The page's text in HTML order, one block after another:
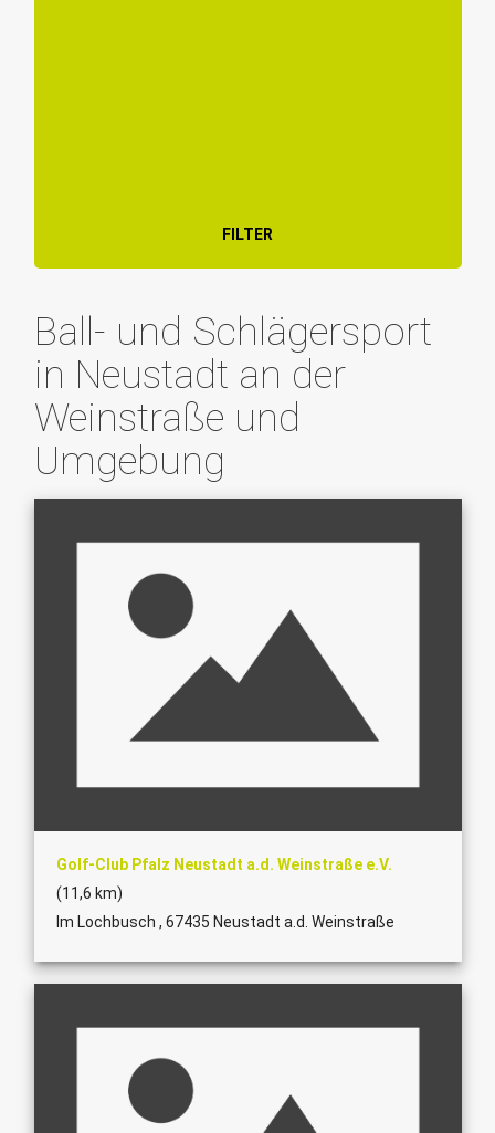
FILTER
Ball- und Schlägersport
in Neustadt an der
Weinstraße und
Umgebung
Golf-Club Pfalz Neustadt a.d. Weinstraße e.V.
(11,6 km)
Im Lochbusch , 67435 Neustadt a.d. Weinstraße